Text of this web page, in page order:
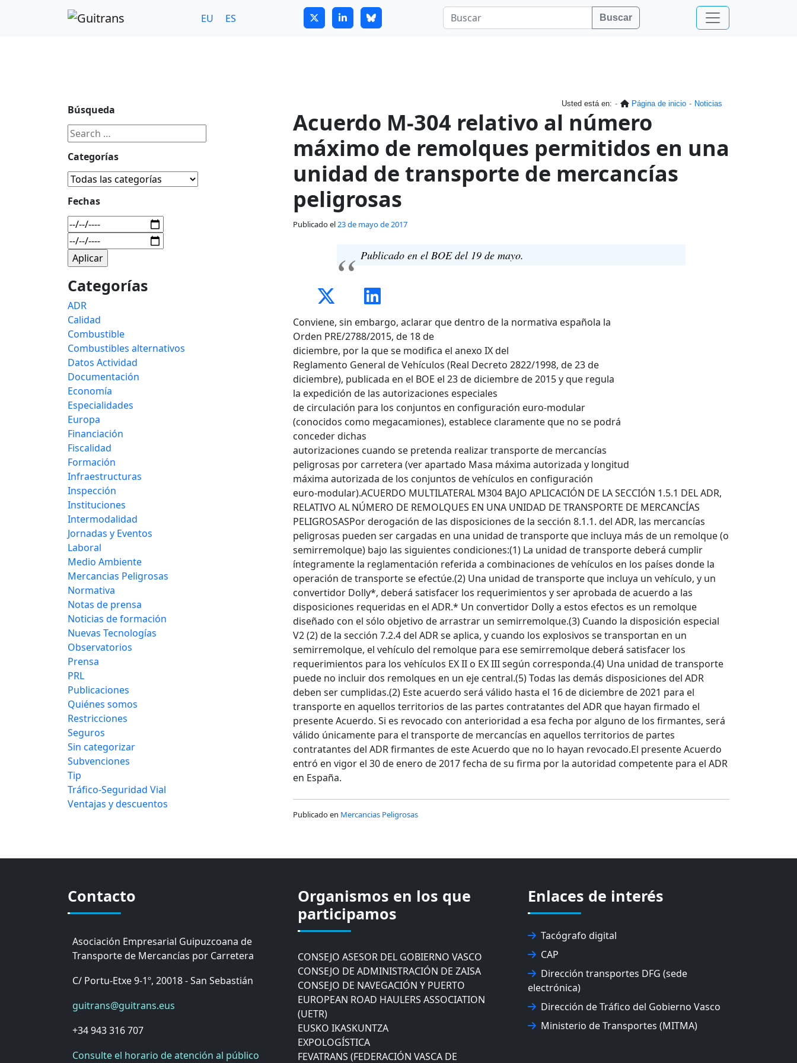
Continuar al contenido principal
C/ Portu-Etxe 9-1º, 20018-San Sebastián 943 31 67 07 guitrans@guitrans.eus
EU ES Buscar
Usted está en: Página de inicio Noticias
Acuerdo M-304 relativo al número
máximo de remolques permitidos en una
unidad de transporte de mercancías
peligrosas
Publicado el23 de mayo de 2017
Publicado en el BOE del 19 de mayo.
Conviene, sin embargo, aclarar que dentro de la normativa española la
Orden PRE/2788/2015, de 18 de
diciembre, por la que se modifica el anexo IX del
Reglamento General de Vehículos (Real Decreto 2822/1998, de 23 de
diciembre), publicada en el BOE el 23 de diciembre de 2015 y que regula
la expedición de las autorizaciones especiales
de circulación para los conjuntos en configuración euro-modular
(conocidos como megacamiones), establece claramente que no se podrá
conceder dichas
autorizaciones cuando se pretenda realizar transporte de mercancías
peligrosas por carretera (ver apartado Masa máxima autorizada y longitud
máxima autorizada de los conjuntos de vehículos en configuración
euro-modular).ACUERDO MULTILATERAL M304 BAJO APLICACIÓN DE LA SECCIÓN 1.5.1 DEL ADR,
RELATIVO AL NÚMERO DE REMOLQUES EN UNA UNIDAD DE TRANSPORTE DE MERCANCÍAS
PELIGROSASPor derogación de las disposiciones de la sección 8.1.1. del ADR, las mercancías
peligrosas pueden ser cargadas en una unidad de transporte que incluya más de un remolque (o
semirremolque) bajo las siguientes condiciones:(1) La unidad de transporte deberá cumplir
íntegramente la reglamentación referida a combinaciones de vehículos en los países donde la
operación de transporte se efectúe.(2) Una unidad de transporte que incluya un vehículo, y un
convertidor Dolly*, deberá satisfacer los requerimientos y ser aprobada de acuerdo a las
disposiciones requeridas en el ADR.* Un convertidor Dolly a estos efectos es un remolque
diseñado con el sólo objetivo de arrastrar un semirremolque.(3) Cuando la disposición especial
V2 (2) de la sección 7.2.4 del ADR se aplica, y cuando los explosivos se transportan en un
semirremolque, el vehículo del remolque para ese semirremolque deberá satisfacer los
requerimientos para los vehículos EX II o EX III según corresponda.(4) Una unidad de transporte
puede no incluir dos remolques en un eje central.(5) Todas las demás disposiciones del ADR
deben ser cumplidas.(2) Este acuerdo será válido hasta el 16 de diciembre de 2021 para el
transporte en aquellos territorios de las partes contratantes del ADR que hayan firmado el
presente Acuerdo. Si es revocado con anterioridad a esa fecha por alguno de los firmantes, será
válido únicamente para el transporte de mercancías en aquellos territorios de partes
contratantes del ADR firmantes de este Acuerdo que no lo hayan revocado.El presente Acuerdo
entró en vigor el 30 de enero de 2017 fecha de su firma por la autoridad competente para el ADR
en España.
Publicado en Mercancias Peligrosas
Búsqueda
Categorías
Fechas
Categorías
ADR
Calidad
Combustible
Combustibles alternativos
Datos Actividad
Documentación
Economía
Especialidades
Europa
Financiación
Fiscalidad
Formación
Infraestructuras
Inspección
Instituciones
Intermodalidad
Jornadas y Eventos
Laboral
Medio Ambiente
Mercancias Peligrosas
Normativa
Notas de prensa
Noticias de formación
Nuevas Tecnologías
Observatorios
Prensa
PRL
Publicaciones
Quiénes somos
Restricciones
Seguros
Sin categorizar
Subvenciones
Tip
Tráfico-Seguridad Vial
Ventajas y descuentos
Contacto
Asociación Empresarial Guipuzcoana de
Transporte de Mercancías por Carretera
C/ Portu-Etxe 9-1º, 20018 - San Sebastián
guitrans@guitrans.eus
+34 943 316 707
Consulte el horario de atención al público
Organismos en los que
participamos
CÁMARA DE COMERCIO DE GIPUZKOA
COMISIÓN ASESORA DE MOVILIDAD DEL
AYUNTAMIENTO DE DONOSTIA
CONSEJO ASESOR DEL GOBIERNO VASCO
CONSEJO DE ADMINISTRACIÓN DE ZAISA
CONSEJO DE NAVEGACIÓN Y PUERTO
EUROPEAN ROAD HAULERS ASSOCIATION
(UETR)
EUSKO IKASKUNTZA
EXPOLOGÍSTICA
FEVATRANS (FEDERACIÓN VASCA DE
Enlaces de interés
Tacógrafo digital
CAP
Dirección transportes DFG (sede
electrónica)
Dirección de Tráfico del Gobierno Vasco
Ministerio de Transportes (MITMA)